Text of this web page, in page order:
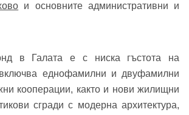
и основните административни и
в Галата е с ниска гъстота на
еднофамилни и двуфамилни
кооперации, както и нови жилищни
сгради с модерна архитектура,